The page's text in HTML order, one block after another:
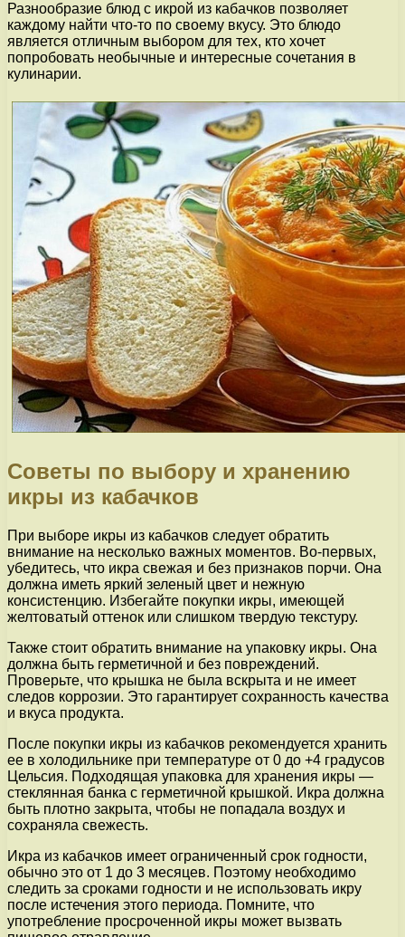
Разнообразие блюд с икрой из кабачков позволяет
каждому найти что-то по своему вкусу. Это блюдо
является отличным выбором для тех, кто хочет
попробовать необычные и интересные сочетания в
кулинарии.
Советы по выбору и хранению
икры из кабачков
При выборе икры из кабачков следует обратить
внимание на несколько важных моментов. Во-первых,
убедитесь, что икра свежая и без признаков порчи. Она
должна иметь яркий зеленый цвет и нежную
консистенцию. Избегайте покупки икры, имеющей
желтоватый оттенок или слишком твердую текстуру.
Также стоит обратить внимание на упаковку икры. Она
должна быть герметичной и без повреждений.
Проверьте, что крышка не была вскрыта и не имеет
следов коррозии. Это гарантирует сохранность качества
и вкуса продукта.
После покупки икры из кабачков рекомендуется хранить
ее в холодильнике при температуре от 0 до +4 градусов
Цельсия. Подходящая упаковка для хранения икры —
стеклянная банка с герметичной крышкой. Икра должна
быть плотно закрыта, чтобы не попадала воздух и
сохраняла свежесть.
Икра из кабачков имеет ограниченный срок годности,
обычно это от 1 до 3 месяцев. Поэтому необходимо
следить за сроками годности и не использовать икру
после истечения этого периода. Помните, что
употребление просроченной икры может вызвать